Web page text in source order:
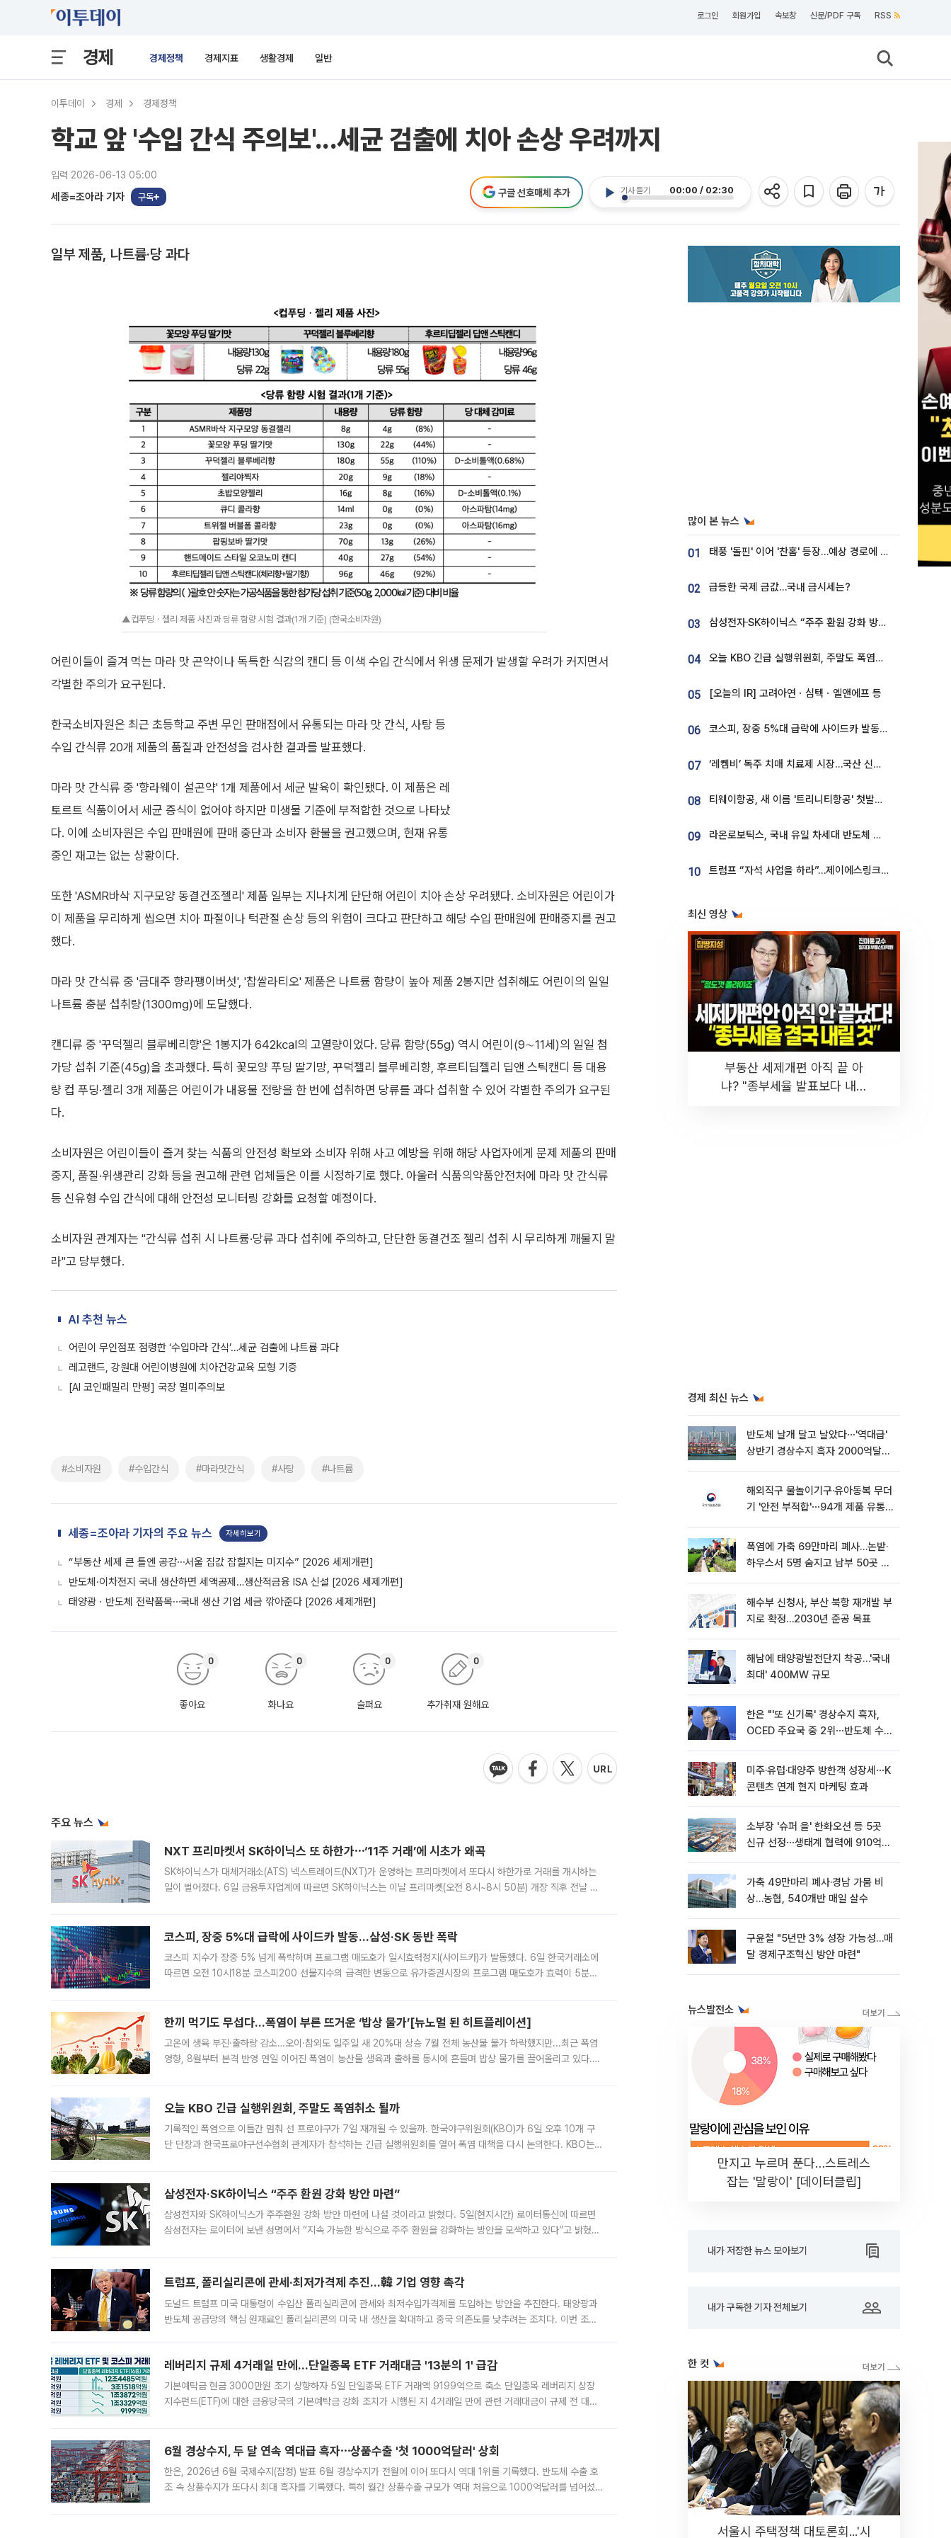
로그인 회원가입 속보창 신문/PDF 구독 RSS
경제 경제정책 경제지표 생활경제 일반
이투데이 경제 경제정책
학교 앞 '수입 간식 주의보'...세균 검출에 치아 손상 우려까지
입력 2026-06-13 05:00
세종=조아라 기자 구독
기사 듣기 00:00 / 02:30
구글 선호매체 추가
일부 제품, 나트륨·당 과다
▲컵푸딩ㆍ젤리 제품 사진과 당류 함량 시험 결과(1개 기준) (한국소비자원)
어린이들이 즐겨 먹는 마라 맛 곤약이나 독특한 식감의 캔디 등 이색 수입 간식에서 위생 문제가 발생할 우려가 커지면서
각별한 주의가 요구된다.
한국소비자원은 최근 초등학교 주변 무인 판매점에서 유통되는 마라 맛 간식, 사탕 등
수입 간식류 20개 제품의 품질과 안전성을 검사한 결과를 발표했다.
마라 맛 간식류 중 '향라웨이 설곤약' 1개 제품에서 세균 발육이 확인됐다. 이 제품은 레
토르트 식품이어서 세균 증식이 없어야 하지만 미생물 기준에 부적합한 것으로 나타났
다. 이에 소비자원은 수입 판매원에 판매 중단과 소비자 환불을 권고했으며, 현재 유통
중인 재고는 없는 상황이다.
또한 'ASMR바삭 지구모양 동결건조젤리' 제품 일부는 지나치게 단단해 어린이 치아 손상 우려됐다. 소비자원은 어린이가
이 제품을 무리하게 씹으면 치아 파절이나 턱관절 손상 등의 위험이 크다고 판단하고 해당 수입 판매원에 판매중지를 권고
했다.
마라 맛 간식류 중 '금대주 향라팽이버섯', '찹쌀라티오' 제품은 나트륨 함량이 높아 제품 2봉지만 섭취해도 어린이의 일일
나트륨 충분 섭취량(1300㎎)에 도달했다.
캔디류 중 '꾸덕젤리 블루베리향'은 1봉지가 642㎉의 고열량이었다. 당류 함량(55g) 역시 어린이(9∼11세)의 일일 첨
가당 섭취 기준(45g)을 초과했다. 특히 꽃모양 푸딩 딸기망, 꾸덕젤리 블루베리향, 후르티딥젤리 딥앤 스틱캔디 등 대용
량 컵 푸딩·젤리 3개 제품은 어린이가 내용물 전량을 한 번에 섭취하면 당류를 과다 섭취할 수 있어 각별한 주의가 요구된
다.
소비자원은 어린이들이 즐겨 찾는 식품의 안전성 확보와 소비자 위해 사고 예방을 위해 해당 사업자에게 문제 제품의 판매
중지, 품질·위생관리 강화 등을 권고해 관련 업체들은 이를 시정하기로 했다. 아울러 식품의약품안전처에 마라 맛 간식류
등 신유형 수입 간식에 대해 안전성 모니터링 강화를 요청할 예정이다.
소비자원 관계자는 "간식류 섭취 시 나트륨·당류 과다 섭취에 주의하고, 단단한 동결건조 젤리 섭취 시 무리하게 깨물지 말
라"고 당부했다.
AI 추천 뉴스
어린이 무인점포 점령한 ‘수입마라 간식’…세균 검출에 나트륨 과다
레고랜드, 강원대 어린이병원에 치아건강교육 모형 기증
[AI 코인패밀리 만평] 국장 멀미주의보
#소비자원 #수입간식 #마라맛간식 #사탕 #나트륨
세종=조아라 기자의 주요 뉴스 자세히보기
“부동산 세제 큰 틀엔 공감⋯서울 집값 잡힐지는 미지수” [2026 세제개편]
반도체·이차전지 국내 생산하면 세액공제…생산적금융 ISA 신설 [2026 세제개편]
태양광ㆍ반도체 전략품목⋯국내 생산 기업 세금 깎아준다 [2026 세제개편]
좋아요
0
화나요
0
슬퍼요
0
추가취재 원해요
0
주요 뉴스
NXT 프리마켓서 SK하이닉스 또 하한가⋯‘11주 거래’에 시초가 왜곡
SK하이닉스가 대체거래소(ATS) 넥스트레이드(NXT)가 운영하는 프리마켓에서 또다시 하한가로 거래를 개시하는
일이 벌어졌다. 6일 금융투자업계에 따르면 SK하이닉스는 이날 프리마켓(오전 8시~8시 50분) 개장 직후 전날 정
코스피, 장중 5%대 급락에 사이드카 발동…삼성·SK 동반 폭락
코스피 지수가 장중 5% 넘게 폭락하며 프로그램 매도호가 일시효력정지(사이드카)가 발동했다. 6일 한국거래소에
따르면 오전 10시18분 코스피200 선물지수의 급격한 변동으로 유가증권시장의 프로그램 매도호가 효력이 5분간
한끼 먹기도 무섭다...폭염이 부른 뜨거운 ‘밥상 물가’[뉴노멀 된 히트플레이션]
고온에 생육 부진·출하량 감소…오이·참외도 일주일 새 20%대 상승 7월 전체 농산물 물가 하락했지만...최근 폭염
영향, 8월부터 본격 반영 연일 이어진 폭염이 농산물 생육과 출하를 동시에 흔들며 밥상 물가를 끌어올리고 있다.
오늘 KBO 긴급 실행위원회, 주말도 폭염취소 될까
기록적인 폭염으로 이틀간 멈춰 선 프로야구가 7일 재개될 수 있을까. 한국야구위원회(KBO)가 6일 오후 10개 구
단 단장과 한국프로야구선수협회 관계자가 참석하는 긴급 실행위원회를 열어 폭염 대책을 다시 논의한다. KBO는
삼성전자·SK하이닉스 “주주 환원 강화 방안 마련”
삼성전자와 SK하이닉스가 주주환원 강화 방안 마련에 나설 것이라고 밝혔다. 5일(현지시간) 로이터통신에 따르면
삼성전자는 로이터에 보낸 성명에서 “지속 가능한 방식으로 주주 환원을 강화하는 방안을 모색하고 있다”고 밝혔다.
트럼프, 폴리실리콘에 관세·최저가격제 추진…韓 기업 영향 촉각
도널드 트럼프 미국 대통령이 수입산 폴리실리콘에 관세와 최저수입가격제를 도입하는 방안을 추진한다. 태양광과
반도체 공급망의 핵심 원재료인 폴리실리콘의 미국 내 생산을 확대하고 중국 의존도를 낮추려는 조치다. 이번 조처
레버리지 규제 4거래일 만에…단일종목 ETF 거래대금 '13분의 1' 급감
기본예탁금 현금 3000만원 조기 상향하자 5일 단일종목 ETF 거래액 9199억으로 축소 단일종목 레버리지 상장
지수펀드(ETF)에 대한 금융당국의 기본예탁금 강화 조치가 시행된 지 4거래일 만에 관련 거래대금이 규제 전 대비
6월 경상수지, 두 달 연속 역대급 흑자⋯상품수출 '첫 1000억달러' 상회
한은, 2026년 6월 국제수지(잠정) 발표 6월 경상수지가 전월에 이어 또다시 역대 1위를 기록했다. 반도체 수출 호
조 속 상품수지가 또다시 최대 흑자를 기록했다. 특히 월간 상품수출 규모가 역대 처음으로 1000억달러를 넘어섰
많이 본 뉴스
01 태풍 '돌핀' 이어 '찬홈' 등장…예상 경로에 한국 '한숨'
02 급등한 국제 금값…국내 금시세는?
03 삼성전자·SK하이닉스 “주주 환원 강화 방안 마련”
04 오늘 KBO 긴급 실행위원회, 주말도 폭염취소 될까
05 [오늘의 IR] 고려아연ㆍ심텍ㆍ엘앤에프 등
06 코스피, 장중 5%대 급락에 사이드카 발동…삼성·SK 동반 폭락
07 ‘레켐비’ 독주 치매 치료제 시장…국산 신약 등장하나
08 티웨이항공, 새 이름 '트리니티항공' 첫발…SSC 전략 본격화
09 라온로보틱스, 국내 유일 차세대 반도체 공정 로봇 개발 ‘고객사 테스트 진행’
10 트럼프 “자석 사업을 하라”…제이에스링크, 비중국 영구자석 공급망 구축 속도
최신 영상
부동산 세제개편 아직 끝 아
냐? "종부세율 발표보다 내릴
경제 최신 뉴스
반도체 날개 달고 날았다⋯'역대급'
상반기 경상수지 흑자 2000억달러
해외직구 물놀이기구·유아동복 무더
기 '안전 부적합'⋯94개 제품 유통
폭염에 가축 69만마리 폐사…논밭·
하우스서 5명 숨지고 남부 50곳 가
해수부 신청사, 부산 북항 재개발 부
지로 확정…2030년 준공 목표
해남에 태양광발전단지 착공…'국내
최대' 400MW 규모
한은 "'또 신기록' 경상수지 흑자,
OCED 주요국 중 2위⋯반도체 수출
미주·유럽·대양주 방한객 성장세⋯K
콘텐츠 연계 현지 마케팅 효과
소부장 '슈퍼 을' 한화오션 등 5곳
신규 선정⋯생태계 협력에 910억
가축 49만마리 폐사·경남 가뭄 비
상…농협, 540개반 매일 살수
구윤철 "5년만 3% 성장 가능성…매
달 경제구조혁신 방안 마련"
뉴스발전소
만지고 누르며 푼다…스트레스
잡는 '말랑이' [데이터클립]
내가 저장한 뉴스 모아보기
내가 구독한 기자 전체보기
한 컷
서울시 주택정책 대토론회...'시